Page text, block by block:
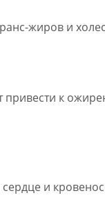
жиров и
привести к
и